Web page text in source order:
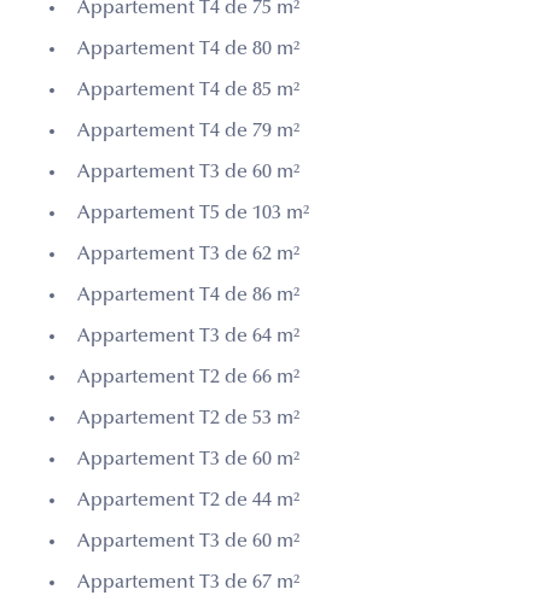
Appartement T4 de 75 m²
Appartement T4 de 80 m²
Appartement T4 de 85 m²
Appartement T4 de 79 m²
Appartement T3 de 60 m²
Appartement T5 de 103 m²
Appartement T3 de 62 m²
Appartement T4 de 86 m²
Appartement T3 de 64 m²
Appartement T2 de 66 m²
Appartement T2 de 53 m²
Appartement T3 de 60 m²
Appartement T2 de 44 m²
Appartement T3 de 60 m²
Appartement T3 de 67 m²